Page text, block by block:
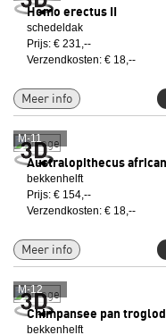
Homo erectus II
schedeldak
Prijs: € 231,--
Verzendkosten: € 18,--
Meer info
M-11
Australopithecus
bekkenhelft
Prijs: € 154,--
Verzendkosten: € 18,--
Meer info
M-12
Chimpansee pan
bekkenhelft